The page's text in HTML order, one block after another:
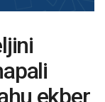
ekber